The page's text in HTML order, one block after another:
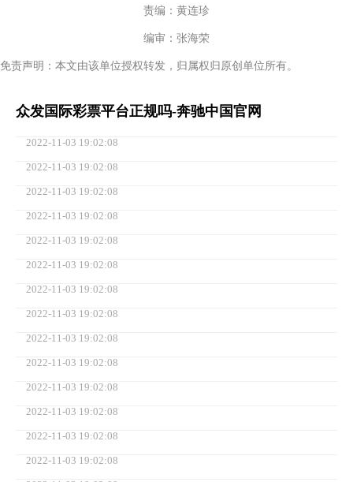
责编：黄连珍
编审：张海荣
免责声明：本文由该单位授权转发，归属权归原创单位所有。
众发国际彩票平台正规吗-奔驰中国官网
2022-11-03 19:02:08
2022-11-03 19:02:08
2022-11-03 19:02:08
2022-11-03 19:02:08
2022-11-03 19:02:08
2022-11-03 19:02:08
2022-11-03 19:02:08
2022-11-03 19:02:08
2022-11-03 19:02:08
2022-11-03 19:02:08
2022-11-03 19:02:08
2022-11-03 19:02:08
2022-11-03 19:02:08
2022-11-03 19:02:08